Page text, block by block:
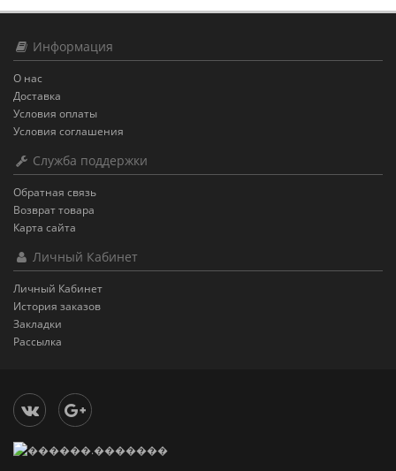
Информация
О нас
Доставка
Условия оплаты
Условия соглашения
Служба поддержки
Обратная связь
Возврат товара
Карта сайта
Личный Кабинет
Личный Кабинет
История заказов
Закладки
Рассылка